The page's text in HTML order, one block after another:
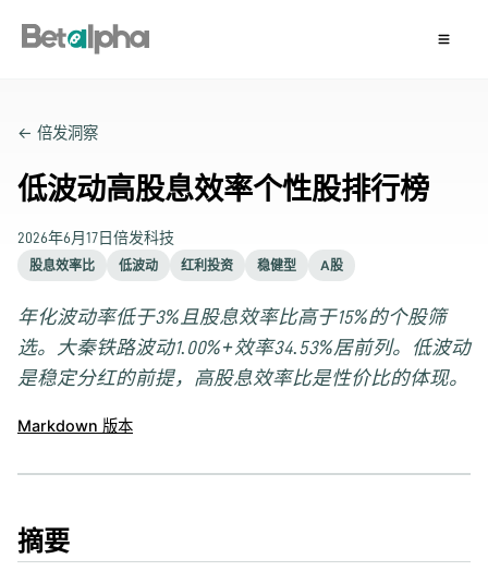
← 倍发洞察
低波动高股息效率个性股排行榜
2026年6月17日倍发科技
股息效率比 低波动 红利投资 稳健型 A股
年化波动率低于3%且股息效率比高于15%的个股筛
选。大秦铁路波动1.00%+效率34.53%居前列。低波动
是稳定分红的前提，高股息效率比是性价比的体现。
Markdown 版本
摘要